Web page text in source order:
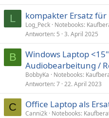
L kompakter Ersatz für
Log_Peck Notebooks:
Antworten 5 3. April 2025
B
Windows Laptop
Audiobearbeitung /
BobbyKa
Notebooks:
Antworten 7 22. April 2023
C Office Laptop als
Canni2k Notebooks: